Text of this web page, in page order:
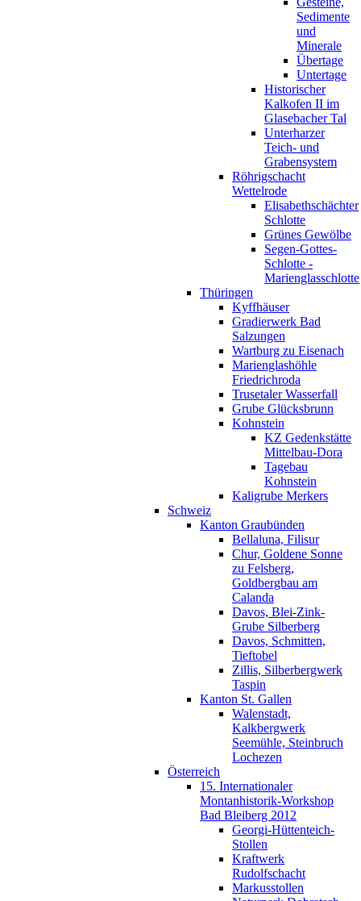
Sedimente
und
Minerale
Übertage
Untertage
Historischer
Kalkofen II im
Glasebacher Tal
Unterharzer
Teich- und
Grabensystem
Röhrigschacht
Wettelrode
Elisabethschächter
Schlotte
Grünes Gewölbe
Segen-Gottes-
Schlotte -
Marienglasschlotte
Thüringen
Kyffhäuser
Gradierwerk Bad
Salzungen
Wartburg zu Eisenach
Marienglashöhle
Friedrichroda
Trusetaler Wasserfall
Grube Glücksbrunn
Kohnstein
KZ Gedenkstätte
Mittelbau-Dora
Tagebau
Kohnstein
Kaligrube Merkers
Schweiz
Kanton Graubünden
Bellaluna, Filisur
Chur, Goldene Sonne
zu Felsberg,
Goldbergbau am
Calanda
Davos, Blei-Zink-
Grube Silberberg
Davos, Schmitten,
Tieftobel
Zillis, Silberbergwerk
Taspin
Kanton St. Gallen
Walenstadt,
Kalkbergwerk
Seemühle, Steinbruch
Lochezen
Österreich
15. Internationaler
Montanhistorik-Workshop
Bad Bleiberg 2012
Georgi-Hüttenteich-
Stollen
Kraftwerk
Rudolfschacht
Markusstollen